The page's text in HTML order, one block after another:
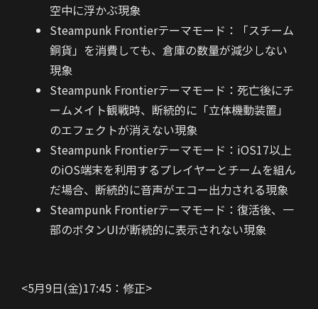
空中に浮かぶ現象
Steampunk Frontierテーマモード：「スチーム
銅貨」を消費しても、倉庫の数量が減少しない
現象
Steampunk Frontierテーマモード：死亡後にチ
ームメイト観戦時、断続的に「立体機動装置」
のエフェクトが消えない現象
Steampunk Frontierテーマモード：iOS17以上
のiOS端末を利用するプレイヤーとチームを組ん
だ場合、断続的に音声がエコー出力される現象
Steampunk Frontierテーマモード：復活後、一
部のボタンUIが断続的に表示されない現象
<5月9日(金)17:45：修正>